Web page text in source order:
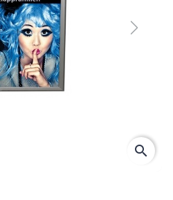
Next
search